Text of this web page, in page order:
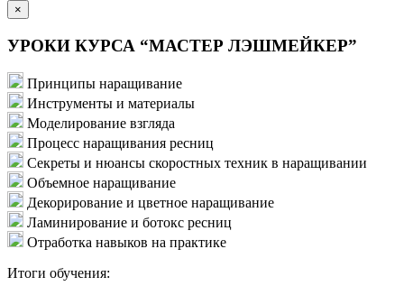
×
УРОКИ КУРСА “МАСТЕР ЛЭШМЕЙКЕР”
Принципы наращивание
Инструменты и материалы
Моделирование взгляда
Процесс наращивания ресниц
Секреты и нюансы скоростных техник в наращивании
Объемное наращивание
Декорирование и цветное наращивание
Ламинирование и ботокс ресниц
Отработка навыков на практике
Итоги обучения: